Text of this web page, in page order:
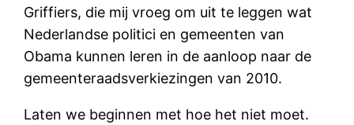
Griffiers, die mij vroeg om uit te leggen wat
Nederlandse politici en gemeenten van
Obama kunnen leren in de aanloop naar de
gemeenteraadsverkiezingen van 2010.
Laten we beginnen met hoe het niet moet.